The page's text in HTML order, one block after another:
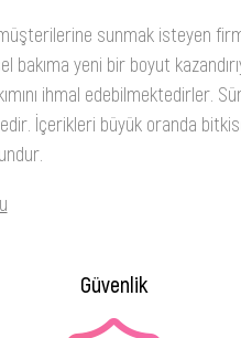
sunmak isteyen
yeni bir boyut
ihmal edebilmektedirler.
İçerikleri büyük oranda
Güvenlik